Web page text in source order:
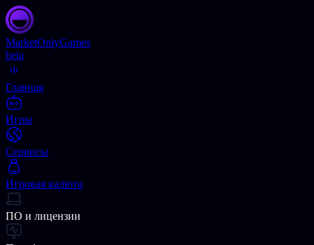
MarketOnlyGames
beta
Главная
Игры
Сервисы
Игровая валюта
ПО и лицензии